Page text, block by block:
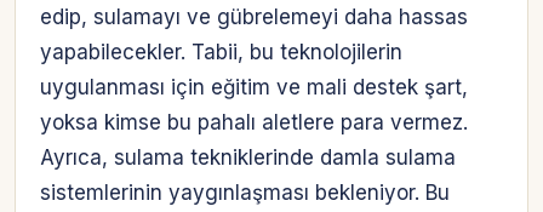
edip, sulamayı ve gübrelemeyi daha hassas
yapabilecekler. Tabii, bu teknolojilerin
uygulanması için eğitim ve mali destek şart,
yoksa kimse bu pahalı aletlere para vermez.
Ayrıca, sulama tekniklerinde damla sulama
sistemlerinin yaygınlaşması bekleniyor. Bu